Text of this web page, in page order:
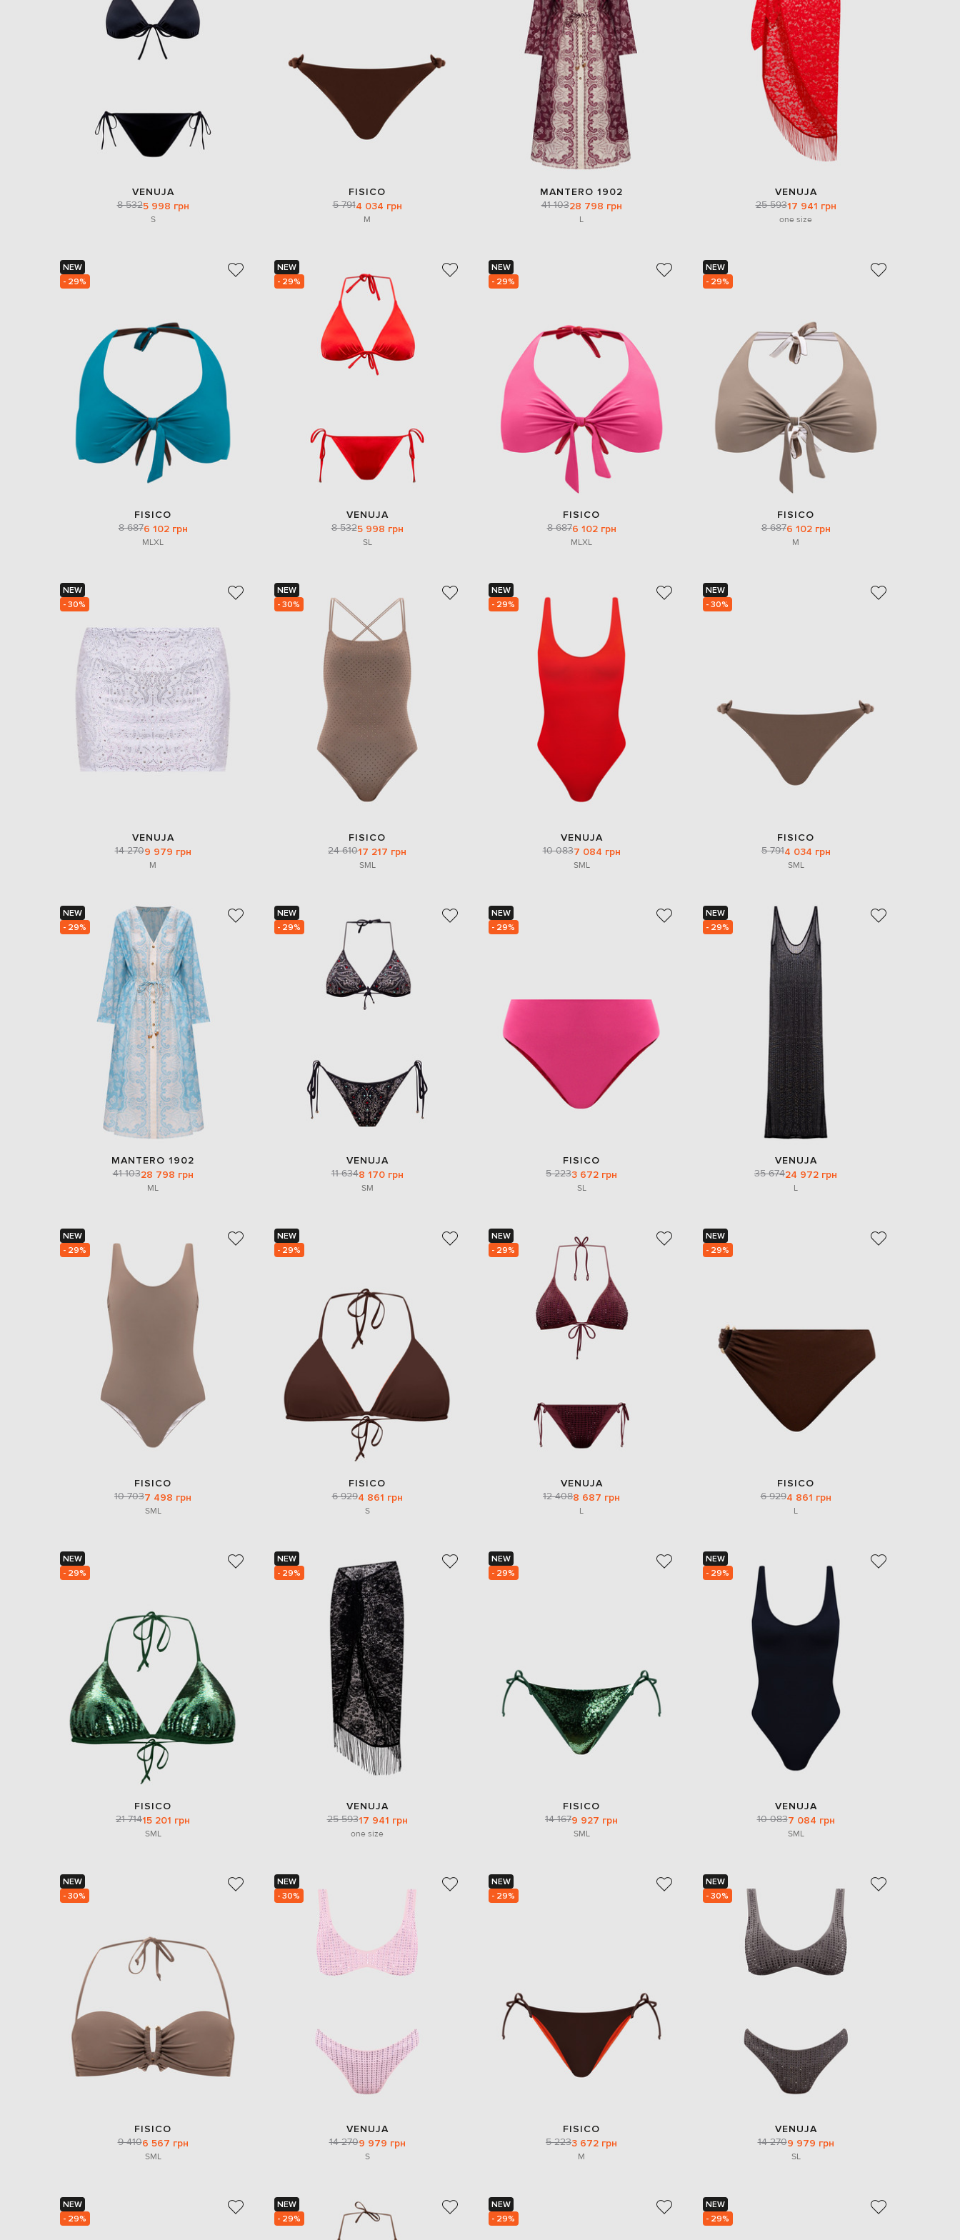
Latvia
Lithuania
Luxembourg
Slovenia
VENUJA
8 5325 998 грн
S
FISICO
5 7914 034 грн
M
MANTERO 1902
41 10328 798 грн
L
VENUJA
25 59317 941 грн
one size
NEW
- 29%
FISICO
8 6876 102 грн
MLXL
NEW
- 29%
VENUJA
8 5325 998 грн
SL
NEW
- 29%
FISICO
8 6876 102 грн
MLXL
NEW
- 29%
FISICO
8 6876 102 грн
M
NEW
- 30%
VENUJA
14 2709 979 грн
M
NEW
- 30%
FISICO
24 61017 217 грн
SML
NEW
- 29%
VENUJA
10 0837 084 грн
SML
NEW
- 30%
FISICO
5 7914 034 грн
SML
NEW
- 29%
MANTERO 1902
41 10328 798 грн
ML
NEW
- 29%
VENUJA
11 6348 170 грн
SM
NEW
- 29%
FISICO
5 2233 672 грн
SL
NEW
- 29%
VENUJA
35 67424 972 грн
L
NEW
- 29%
FISICO
10 7037 498 грн
SML
NEW
- 29%
FISICO
6 9294 861 грн
S
NEW
- 29%
VENUJA
12 4088 687 грн
L
NEW
- 29%
FISICO
6 9294 861 грн
L
NEW
- 29%
FISICO
21 71415 201 грн
SML
NEW
- 29%
VENUJA
25 59317 941 грн
one size
NEW
- 29%
FISICO
14 1679 927 грн
SML
NEW
- 29%
VENUJA
10 0837 084 грн
SML
NEW
- 30%
FISICO
9 4106 567 грн
SML
NEW
- 30%
VENUJA
14 2709 979 грн
S
NEW
- 29%
FISICO
5 2233 672 грн
M
NEW
- 30%
VENUJA
14 2709 979 грн
SL
NEW
- 29%
NEW
- 29%
NEW
- 29%
NEW
- 29%